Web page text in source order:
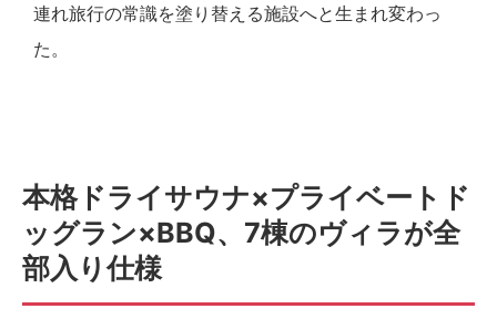
連れ旅行の常識を塗り替える施設へと生まれ変わっ
た。
本格ドライサウナ×プライベートド
ッグラン×BBQ、7棟のヴィラが全
部入り仕様